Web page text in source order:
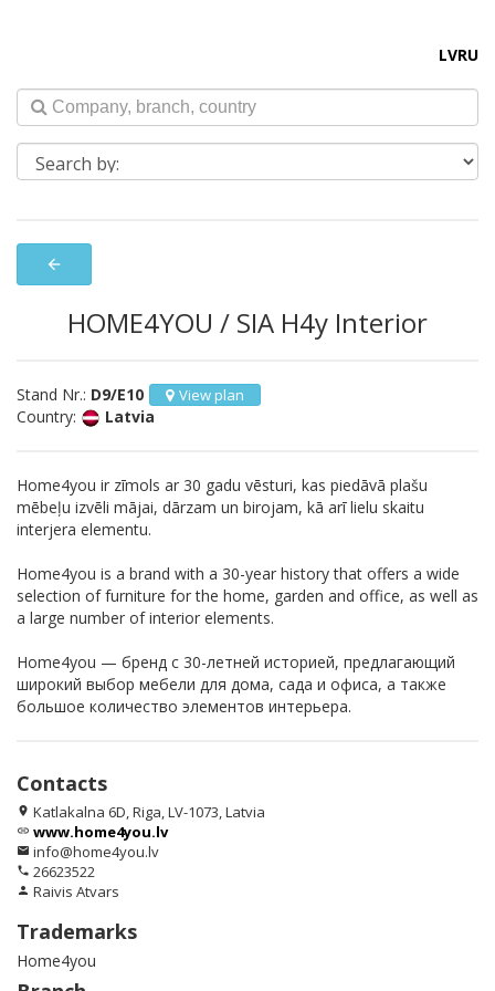
LVRU
arrow_back
HOME4YOU / SIA H4y Interior
Stand Nr.: D9/E10 View plan
Country: Latvia
Home4you ir zīmols ar 30 gadu vēsturi, kas piedāvā plašu
mēbeļu izvēli mājai, dārzam un birojam, kā arī lielu skaitu
interjera elementu.
Home4you is a brand with a 30-year history that offers a wide
selection of furniture for the home, garden and office, as well as
a large number of interior elements.
Home4you — бренд с 30-летней историей, предлагающий
широкий выбор мебели для дома, сада и офиса, а также
большое количество элементов интерьера.
Contacts
location_on Katlakalna 6D, Riga, LV-1073, Latvia
link www.home4you.lv
email info@home4you.lv
phone 26623522
person Raivis Atvars
Trademarks
Home4you